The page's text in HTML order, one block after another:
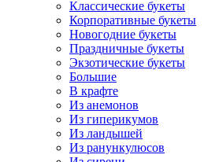
Классические букеты
Корпоративные букеты
Новогодние букеты
Праздничные букеты
Экзотические букеты
Большие
В крафте
Из анемонов
Из гиперикумов
Из ландышей
Из ранункулюсов